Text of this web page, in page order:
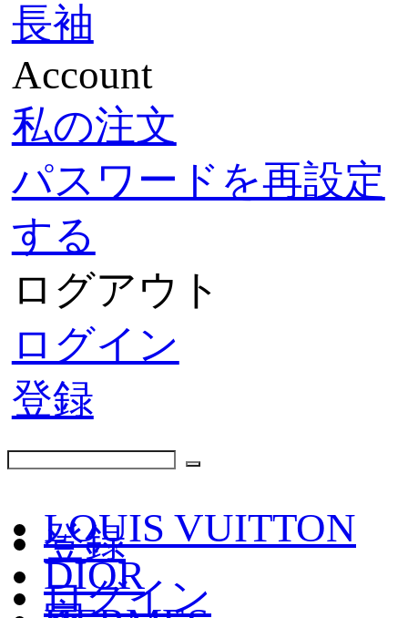
長袖
Account
私の注文
パスワードを再設定
する
ログアウト
ログイン
登録
登録
ログイン
LOUIS VUITTON
DIOR